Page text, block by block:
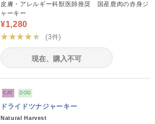
皮膚・アレルギー科獣医師推奨 国産鹿肉の赤身ジ
ャーキー
¥1,280
★★★★★
(3件)
現在、購入不可
CAT DOG
ドライドツナジャーキー
Natural Harvest